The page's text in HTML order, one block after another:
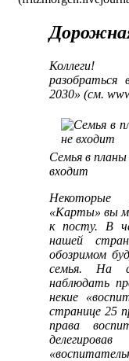
Коллеги!
2030» (см.
Семья в
входит
«Карты» вы
к посту. В
нашей
обозримом
семья. На
наблюдать
некие
странице 25
права